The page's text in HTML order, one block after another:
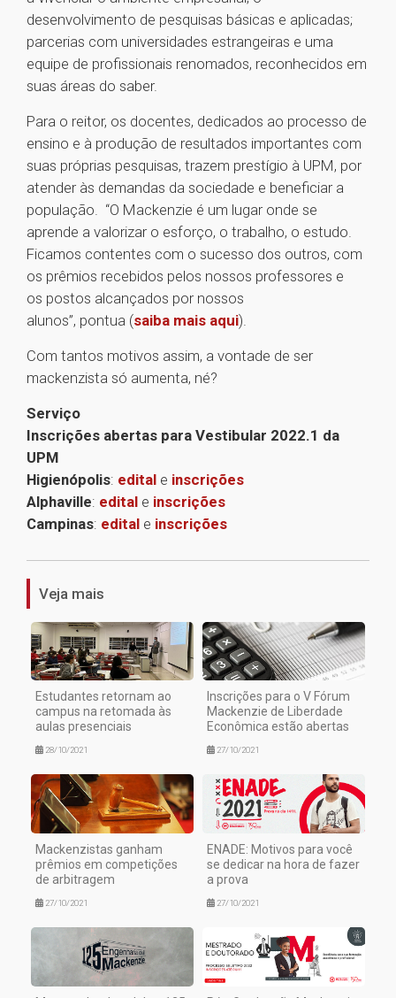
desenvolvimento de pesquisas básicas e aplicadas;
parcerias com universidades estrangeiras e uma
equipe de profissionais renomados, reconhecidos em
suas áreas do saber.
Para o reitor, os docentes, dedicados ao processo de
ensino e à produção de resultados importantes com
suas próprias pesquisas, trazem prestígio à UPM, por
atender às demandas da sociedade e beneficiar a
população. “O Mackenzie é um lugar onde se
aprende a valorizar o esforço, o trabalho, o estudo.
Ficamos contentes com o sucesso dos outros, com
os prêmios recebidos pelos nossos professores e
os postos alcançados por nossos
alunos”, pontua (saiba mais aqui).
Com tantos motivos assim, a vontade de ser
mackenzista só aumenta, né?
Serviço
Inscrições abertas para Vestibular 2022.1 da
UPM
Higienópolis: edital e inscrições
Alphaville: edital e inscrições
Campinas: edital e inscrições
1
Veja mais
Estudantes retornam ao
campus na retomada às
aulas presenciais
28/10/2021
Inscrições para o V Fórum
Mackenzie de Liberdade
Econômica estão abertas
27/10/2021
Mackenzistas ganham
prêmios em competições
de arbitragem
27/10/2021
ENADE: Motivos para você
se dedicar na hora de fazer
a prova
27/10/2021